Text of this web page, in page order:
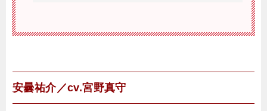
安曇祐介／cv.宮野真守